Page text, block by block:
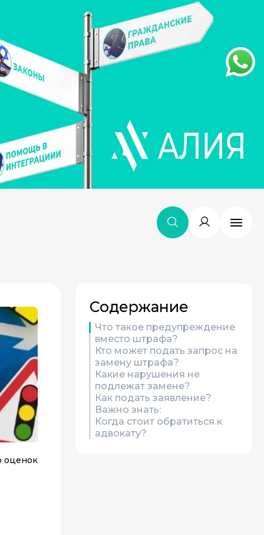
оценок
Содержание
Что такое предупреждение
вместо штрафа?
Кто может подать запрос на
замену штрафа?
Какие нарушения не
подлежат замене?
Как подать заявление?
Важно знать:
Когда стоит обратиться к
адвокату?